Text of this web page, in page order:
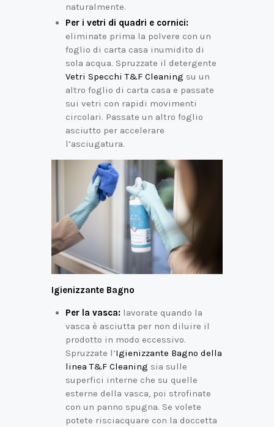
naturalmente.
Per i vetri di quadri e cornici:
eliminate prima la polvere con un
foglio di carta casa inumidito di
sola acqua. Spruzzate il detergente
Vetri Specchi T&F Cleaning su un
altro foglio di carta casa e passate
sui vetri con rapidi movimenti
circolari. Passate un altro foglio
asciutto per accelerare
l’asciugatura.
Igienizzante Bagno
Per la vasca:lavorate quando la
vasca è asciutta per non diluire il
prodotto in modo eccessivo.
Spruzzate l’Igienizzante Bagno della
linea T&F Cleaning sia sulle
superfici interne che su quelle
esterne della vasca, poi strofinate
con un panno spugna. Se volete
potete risciacquare con la doccetta